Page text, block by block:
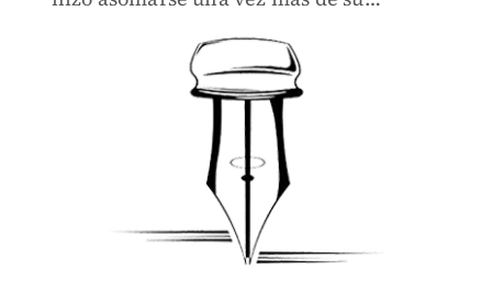
veleidoso presidente de Estados Unidos